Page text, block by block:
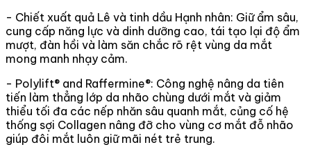
- Chiết xuất quả Lê và tinh dầu Hạnh nhân: Giữ ẩm sâu,
cung cấp năng lực và dinh dưỡng cao, tái tạo lại độ ẩm
mượt, đàn hồi và làm săn chắc rõ rệt vùng da mắt
mong manh nhạy cảm.
- Polylift® and Raffermine®: Công nghệ nâng da tiên
tiến làm thẳng lớp da nhão chùng dưới mắt và giảm
thiểu tối đa các nếp nhăn sâu quanh mắt, củng cố hệ
thống sợi Collagen nâng đỡ cho vùng cơ mắt đỗ nhão
giúp đôi mắt luôn giữ mãi nét trẻ trung.